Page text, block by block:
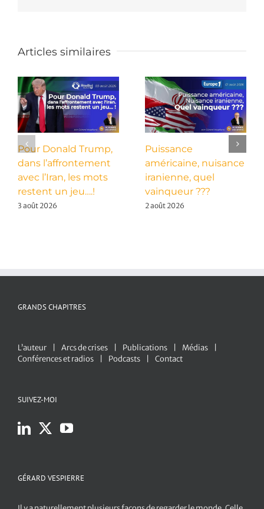
Articles similaires
Pour Donald Trump,
dans l’affrontement
avec l’Iran, les mots
restent un jeu….!
3 août 2026
Puissance
américaine, nuisance
iranienne, quel
vainqueur ???
2 août 2026
GRANDS CHAPITRES
L’auteur Arcs de crises Publications
Médias
Conférences et radios
Podcasts Contact
SUIVEZ-MOI
GÉRARD VESPIERRE